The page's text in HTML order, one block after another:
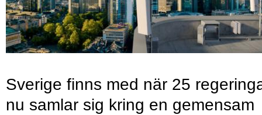
Sverige finns med när 25
nu samlar sig kring en gemensam